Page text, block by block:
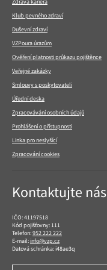
Klub pevného zdraví
Duševní zdraví
VZPoura úrazům
Ověření platnosti průkazu pojištěnce
Veřejné zakázky
Smlouvy s poskytovateli
Úřední deska
Zpracovávání osobních údajů
Prohlášení o přístupnosti
Linka pro neslyšící
Zpracování cookies
Kontaktujte nás
IČO: 41197518
Kód pojišťovny: 111
Telefon:952 222 222
E-mail:info@vzp.cz
Datová schránka: i48ae3q